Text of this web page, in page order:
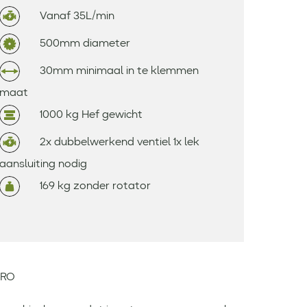
Vanaf 35L/min
500mm diameter
30mm minimaal in te klemmen
maat
1000 kg Hef gewicht
2x dubbelwerkend ventiel 1x lek
aansluiting nodig
169 kg zonder rotator